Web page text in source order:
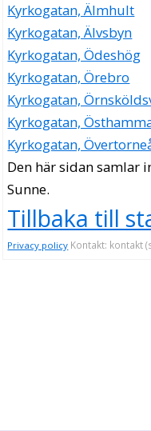
Kyrkogatan, Älmhult
Kyrkogatan, Älvsbyn
Kyrkogatan, Ödeshög
Kyrkogatan, Örebro
Kyrkogatan,
Kyrkogatan,
Kyrkogatan,
Den här sidan samlar
Sunne.
Tillbaka till
Privacy policy Kontakt: kontakt